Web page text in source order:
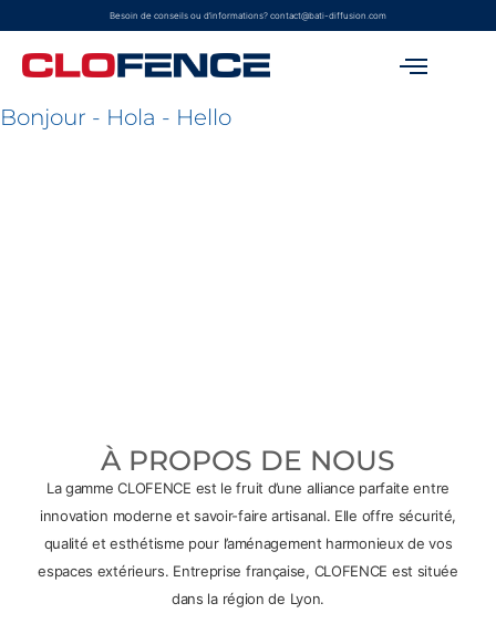
Besoin de conseils ou d’informations? contact@bati-diffusion.com
Bonjour - Hola - Hello
À PROPOS DE NOUS
La gamme CLOFENCE est le fruit d’une alliance parfaite entre
innovation moderne et savoir-faire artisanal. Elle offre sécurité,
qualité et esthétisme pour l’aménagement harmonieux de vos
espaces extérieurs. Entreprise française, CLOFENCE est située
dans la région de Lyon.